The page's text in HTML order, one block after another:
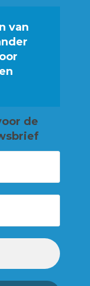
van
de